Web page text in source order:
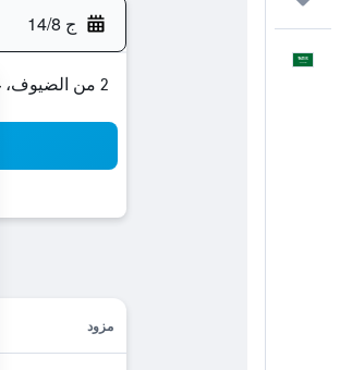
ج 14/8
2 من الضيوف، غرفة واحدة
مزود